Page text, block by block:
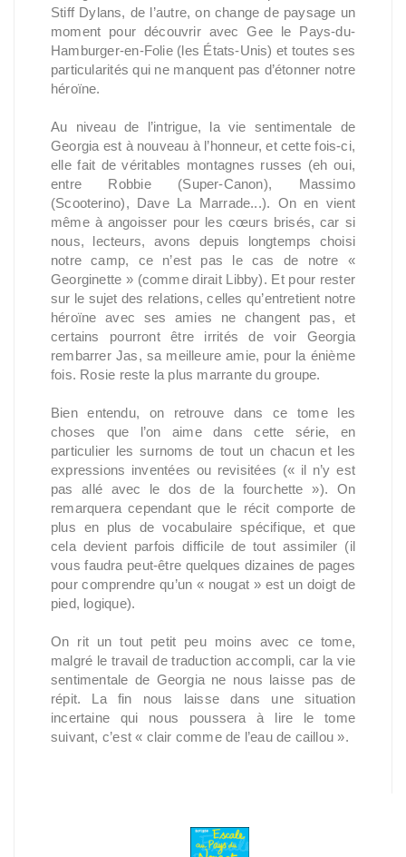
Stiff Dylans, de l’autre, on change de paysage un
moment pour découvrir avec Gee le Pays-du-
Hamburger-en-Folie (les États-Unis) et toutes ses
particularités qui ne manquent pas d’étonner notre
héroïne.
Au niveau de l’intrigue, la vie sentimentale de
Georgia est à nouveau à l’honneur, et cette fois-ci,
elle fait de véritables montagnes russes (eh oui,
entre Robbie (Super-Canon), Massimo
(Scooterino), Dave La Marrade...). On en vient
même à angoisser pour les cœurs brisés, car si
nous, lecteurs, avons depuis longtemps choisi
notre camp, ce n’est pas le cas de notre «
Georginette » (comme dirait Libby). Et pour rester
sur le sujet des relations, celles qu’entretient notre
héroïne avec ses amies ne changent pas, et
certains pourront être irrités de voir Georgia
rembarrer Jas, sa meilleure amie, pour la énième
fois. Rosie reste la plus marrante du groupe.
Bien entendu, on retrouve dans ce tome les
choses que l’on aime dans cette série, en
particulier les surnoms de tout un chacun et les
expressions inventées ou revisitées (« il n’y est
pas allé avec le dos de la fourchette »). On
remarquera cependant que le récit comporte de
plus en plus de vocabulaire spécifique, et que
cela devient parfois difficile de tout assimiler (il
vous faudra peut-être quelques dizaines de pages
pour comprendre qu’un « nougat » est un doigt de
pied, logique).
On rit un tout petit peu moins avec ce tome,
malgré le travail de traduction accompli, car la vie
sentimentale de Georgia ne nous laisse pas de
répit. La fin nous laisse dans une situation
incertaine qui nous poussera à lire le tome
suivant, c’est « clair comme de l’eau de caillou ».